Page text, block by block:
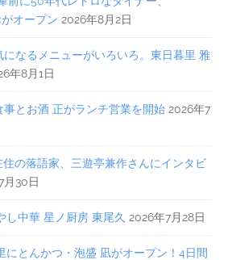
オープン 2026年8月2日
なるメニューがいろいろ。東日暮里 雅
年8月1日
とお酒 正がランチ営業を開始 2026年7
住の落語家、三遊亭兼作さんにインタビ
月30日
し中華 星ノ厨房 東尾久 2026年7月28日
にとんかつ・泡盛 凪がオープン！4日間